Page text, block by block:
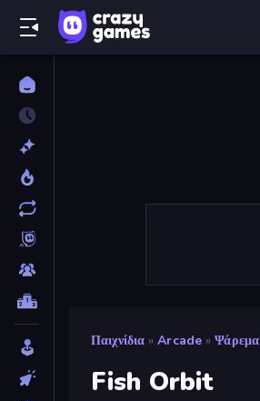
Παιχνίδια » Arcade » Ψάρεμα
Fish Orbit